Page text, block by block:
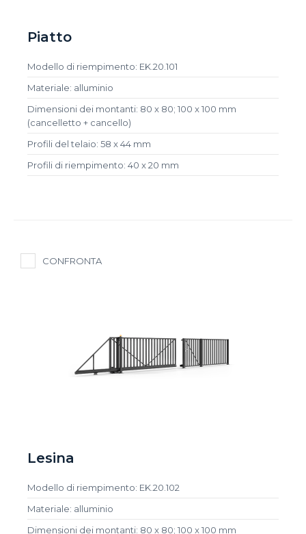
Piatto
Modello di riempimento: EK.20.101
Materiale: alluminio
Dimensioni dei montanti: 80 x 80; 100 x 100 mm
(cancelletto + cancello)
Profili del telaio: 58 x 44 mm
Profili di riempimento: 40 x 20 mm
CONFRONTA
Lesina
Modello di riempimento: EK.20.102
Materiale: alluminio
Dimensioni dei montanti: 80 x 80; 100 x 100 mm